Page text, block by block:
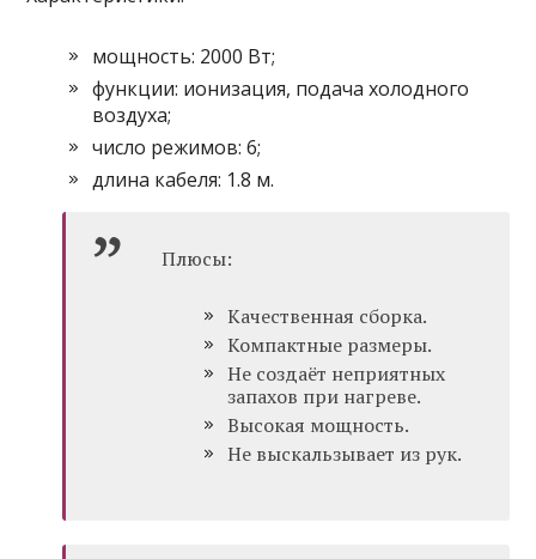
мощность: 2000 Вт;
функции: ионизация, подача холодного
воздуха;
число режимов: 6;
длина кабеля: 1.8 м.
Плюсы:
Качественная сборка.
Компактные размеры.
Не создаёт неприятных
запахов при нагреве.
Высокая мощность.
Не выскальзывает из рук.